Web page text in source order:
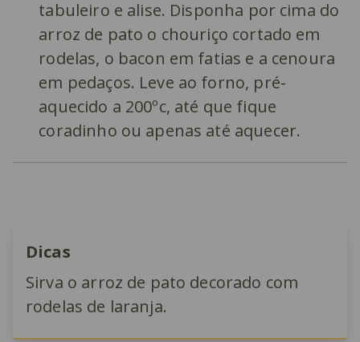
tabuleiro e alise. Disponha por cima do
arroz de pato o chouriço cortado em
rodelas, o bacon em fatias e a cenoura
em pedaços. Leve ao forno, pré-
aquecido a 200ºc, até que fique
coradinho ou apenas até aquecer.
Dicas
Sirva o arroz de pato decorado com
rodelas de laranja.